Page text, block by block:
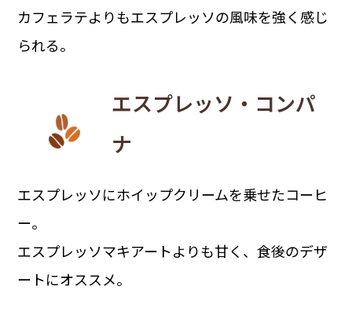
カフェラテよりもエスプレッソの風味を強く感じ
られる。
エスプレッソ・コンパ
ナ
エスプレッソにホイップクリームを乗せたコーヒ
ー。
エスプレッソマキアートよりも甘く、食後のデザ
ートにオススメ。